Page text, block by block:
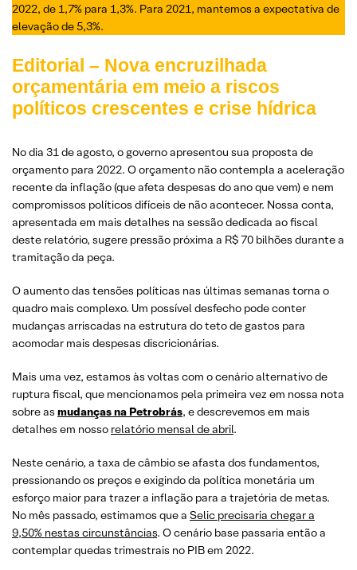
2022, de 1,7% para 1,3%. Para 2021, mantemos a expectativa de
elevação de 5,3%.
Editorial – Nova encruzilhada
orçamentária em meio a riscos
políticos crescentes e crise hídrica
No dia 31 de agosto, o governo apresentou sua proposta de
orçamento para 2022. O orçamento não contempla a aceleração
recente da inflação (que afeta despesas do ano que vem) e nem
compromissos políticos difíceis de não acontecer. Nossa conta,
apresentada em mais detalhes na sessão dedicada ao fiscal
deste relatório, sugere pressão próxima a R$ 70 bilhões durante a
tramitação da peça.
O aumento das tensões políticas nas últimas semanas torna o
quadro mais complexo. Um possível desfecho pode conter
mudanças arriscadas na estrutura do teto de gastos para
acomodar mais despesas discricionárias.
Mais uma vez, estamos às voltas com o cenário alternativo de
ruptura fiscal, que mencionamos pela primeira vez em nossa nota
sobre as mudanças na Petrobrás, e descrevemos em mais
detalhes em nosso relatório mensal de abril.
Neste cenário, a taxa de câmbio se afasta dos fundamentos,
pressionando os preços e exigindo da política monetária um
esforço maior para trazer a inflação para a trajetória de metas.
No mês passado, estimamos que a Selic precisaria chegar a
9,50% nestas circunstâncias. O cenário base passaria então a
contemplar quedas trimestrais no PIB em 2022.